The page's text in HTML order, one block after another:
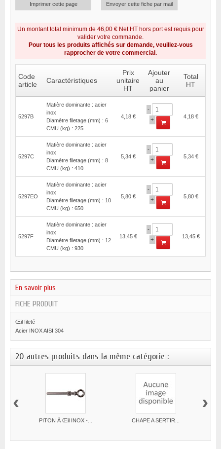
Imprimer cette page Envoyer cette fiche par mail
Un montant total minimum de 46,00 € Net HT hors port est requis pour
valider votre commande.
Pour tous les produits affichés sur demande, veuillez-vous
rapprocher de votre commercial.
Code
article
Caractéristiques
Prix
unitaire
HT
Ajouter
au
panier
Total
HT
5297B
Matière dominante : acier
inox
Diamètre filetage (mm) : 6
CMU (kg) : 225
4,18 €
-
+
4,18 €
5297C
Matière dominante : acier
inox
Diamètre filetage (mm) : 8
CMU (kg) : 410
5,34 €
-
+
5,34 €
5297EO
Matière dominante : acier
inox
Diamètre filetage (mm) : 10
CMU (kg) : 650
5,80 €
-
+
5,80 €
5297F
Matière dominante : acier
inox
Diamètre filetage (mm) : 12
CMU (kg) : 930
13,45 €
-
+
13,45 €
En savoir plus
FICHE PRODUIT
Œil fileté
Acier INOX AISI 304
20 autres produits dans la même catégorie :
PITON À Œil INOX -... CHAPE A SERTIR...
‹ ›